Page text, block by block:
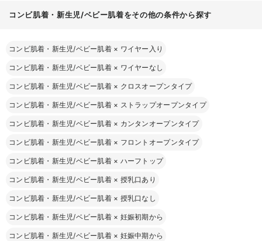
コンビ肌着・新生児/ベビー肌着をその他の条件から探す
コンビ肌着・新生児/ベビー肌着 × ワイヤー入り
コンビ肌着・新生児/ベビー肌着 × ワイヤーなし
コンビ肌着・新生児/ベビー肌着 × クロスオープンタイプ
コンビ肌着・新生児/ベビー肌着 × ストラップオープンタイプ
コンビ肌着・新生児/ベビー肌着 × カンタンオープンタイプ
コンビ肌着・新生児/ベビー肌着 × フロントオープンタイプ
コンビ肌着・新生児/ベビー肌着 × ハーフトップ
コンビ肌着・新生児/ベビー肌着 × 授乳口あり
コンビ肌着・新生児/ベビー肌着 × 授乳口なし
コンビ肌着・新生児/ベビー肌着 × 妊娠初期から
コンビ肌着・新生児/ベビー肌着 × 妊娠中期から